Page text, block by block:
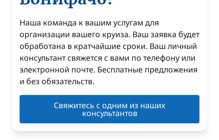
Наша команда к вашим услугам для
организации вашего круиза. Ваш заявка будет
обработана в кратчайшие сроки. Ваш личный
консультант свяжется с вами по телефону или
электронной почте. Бесплатные предложения
и без обязательств.
Свяжитесь с одним из наших
консультантов